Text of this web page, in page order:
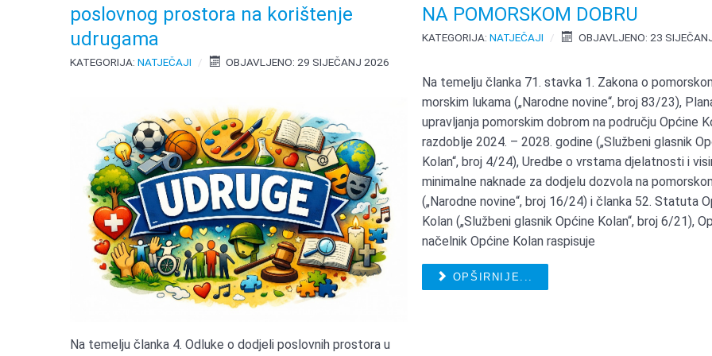
poslovnog prostora na korištenje
udrugama
KATEGORIJA:NATJEČAJI OBJAVLJENO: 29 SIJEČANJ 2026
Na temelju članka 4. Odluke o dodjeli poslovnih prostora u
NA POMORSKOM DOBRU
KATEGORIJA:NATJEČAJI OBJAVLJENO: 23
Na temelju članka 71. stavka 1. Zakona o
morskim lukama („Narodne novine“, broj 83/23),
upravljanja pomorskim dobrom na području Općine
razdoblje 2024. – 2028. godine („Službeni glasnik
Kolan“, broj 4/24), Uredbe o vrstama djelatnosti i
minimalne naknade za dodjelu dozvola na
(„Narodne novine“, broj 16/24) i članka 52. Statuta
Kolan („Službeni glasnik Općine Kolan“, broj 6/21),
načelnik Općine Kolan raspisuje
OPŠIRNIJE...